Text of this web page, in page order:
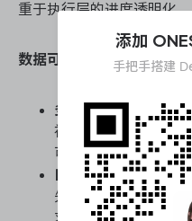
重于执行层的进度透明化。
数据可视化的需求管理能
多视图穿透需求状态
视图一键切换，将需
可视化映射，便于管
自定义字段与条件筛
先级、业务模块）并
求看板，实现特定维
添加
手把手搭建